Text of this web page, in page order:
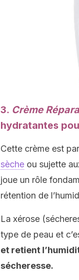
3. Crème
hydratantes
Cette crème est
sèche ou sujette
joue un rôle
rétention de
La xérose
type de peau et
et retient
sécheresse.